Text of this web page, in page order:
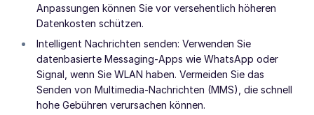
Anpassungen können Sie vor versehentlich höheren
Datenkosten schützen.
Intelligent Nachrichten senden: Verwenden Sie
datenbasierte Messaging-Apps wie WhatsApp oder
Signal, wenn Sie WLAN haben. Vermeiden Sie das
Senden von Multimedia-Nachrichten (MMS), die schnell
hohe Gebühren verursachen können.